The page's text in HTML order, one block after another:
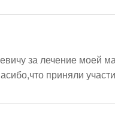
за лечение моей
приняли